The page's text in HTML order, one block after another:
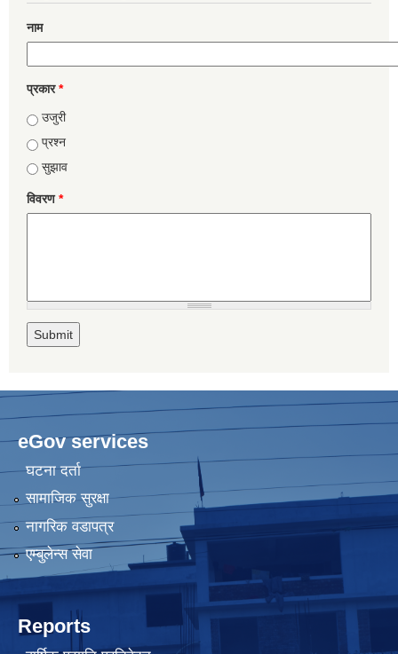
नाम
प्रकार*
उजुरी
प्रश्न
सुझाव
विवरण*
eGov services
घटना दर्ता
सामाजिक सुरक्षा
नागरिक वडापत्र
एम्बुलेन्स सेवा
Reports